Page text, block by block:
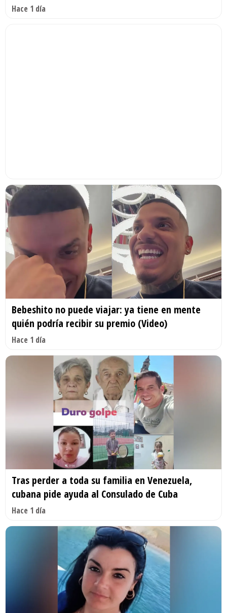
Hace 1 día
Bebeshito no puede viajar: ya tiene en mente
quién podría recibir su premio (Video)
Hace 1 día
Tras perder a toda su familia en Venezuela,
cubana pide ayuda al Consulado de Cuba
Hace 1 día